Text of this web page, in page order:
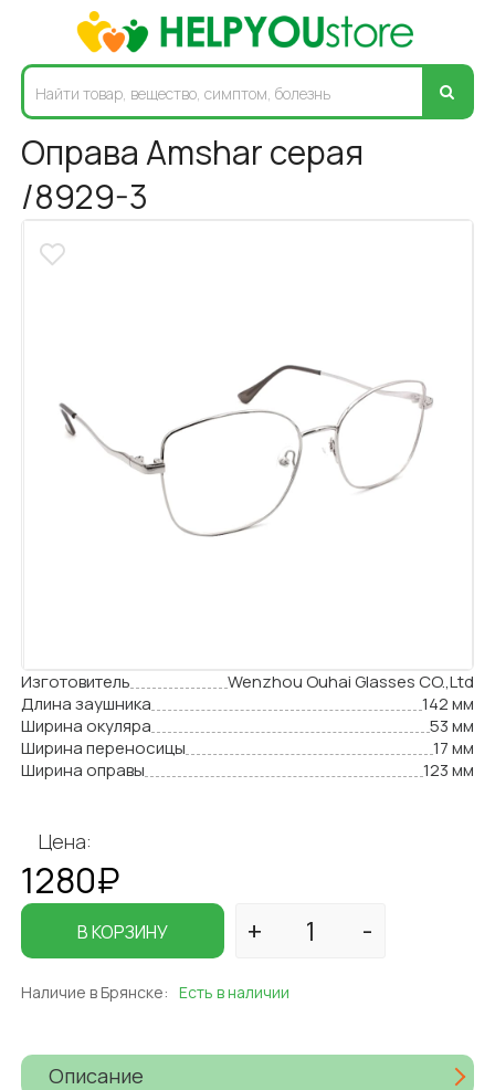
Оправа Amshar серая
/8929-3
Изготовитель
Wenzhou Ouhai Glasses CO.,Ltd
Длина заушника
142 мм
Ширина окуляра
53 мм
Ширина переносицы
17 мм
Ширина оправы
123 мм
Цена:
1280₽
В КОРЗИНУ
Наличие в Брянске: Есть в наличии
Описание